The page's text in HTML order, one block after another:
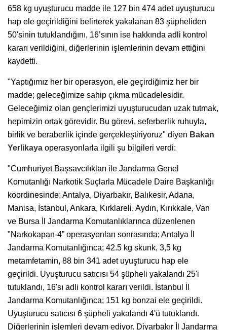
658 kg uyuşturucu madde ile 127 bin 474 adet uyuşturucu
hap ele geçirildiğini belirterek yakalanan 83 şüpheliden
50'sinin tutuklandığını, 16’sının ise hakkında adli kontrol
kararı verildiğini, diğerlerinin işlemlerinin devam ettiğini
kaydetti.
"Yaptığımız her bir operasyon, ele geçirdiğimiz her bir
madde; geleceğimize sahip çıkma mücadelesidir.
Geleceğimiz olan gençlerimizi uyuşturucudan uzak tutmak,
hepimizin ortak görevidir. Bu görevi, seferberlik ruhuyla,
birlik ve beraberlik içinde gerçekleştiriyoruz" diyen Bakan
Yerlikaya operasyonlarla ilgili şu bilgileri verdi:
"Cumhuriyet Başsavcılıkları ile Jandarma Genel
Komutanlığı Narkotik Suçlarla Mücadele Daire Başkanlığı
koordinesinde; Antalya, Diyarbakır, Balıkesir, Adana,
Manisa, İstanbul, Ankara, Kırklareli, Aydın, Kırıkkale, Van
ve Bursa İl Jandarma Komutanlıklarınca düzenlenen
"Narkokapan-4” operasyonları sonrasında; Antalya İl
Jandarma Komutanlığınca; 42.5 kg skunk, 3,5 kg
metamfetamin, 88 bin 341 adet uyuşturucu hap ele
geçirildi. Uyuşturucu satıcısı 54 şüpheli yakalandı 25'i
tutuklandı, 16'sı adli kontrol kararı verildi. İstanbul İl
Jandarma Komutanlığınca; 151 kg bonzai ele geçirildi.
Uyuşturucu satıcısı 6 şüpheli yakalandı 4'ü tutuklandı.
Diğerlerinin işlemleri devam ediyor. Diyarbakır İl Jandarma